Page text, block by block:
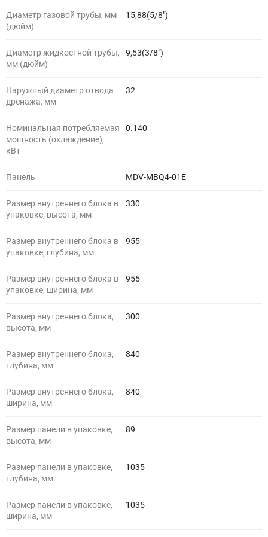
Диаметр газовой трубы, мм
(дюйм)
15,88(5/8")
Диаметр жидкостной трубы,
мм (дюйм)
9,53(3/8")
Наружный диаметр отвода
дренажа, мм
32
Номинальная потребляемая
мощность (охлаждение),
кВт
0.140
Панель MDV-MBQ4-01E
Размер внутреннего блока в
упаковке, высота, мм
330
Размер внутреннего блока в
упаковке, глубина, мм
955
Размер внутреннего блока в
упаковке, ширина, мм
955
Размер внутреннего блока,
высота, мм
300
Размер внутреннего блока,
глубина, мм
840
Размер внутреннего блока,
ширина, мм
840
Размер панели в упаковке,
высота, мм
89
Размер панели в упаковке,
глубина, мм
1035
Размер панели в упаковке,
ширина, мм
1035